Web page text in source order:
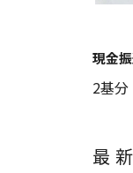
現金
2基分
最